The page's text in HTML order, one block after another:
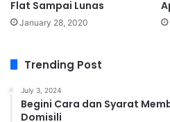
Flat Sampai Lunas
January 28, 2020
Trending Post
July 3, 2024
Begini Cara dan Syarat
Domisili